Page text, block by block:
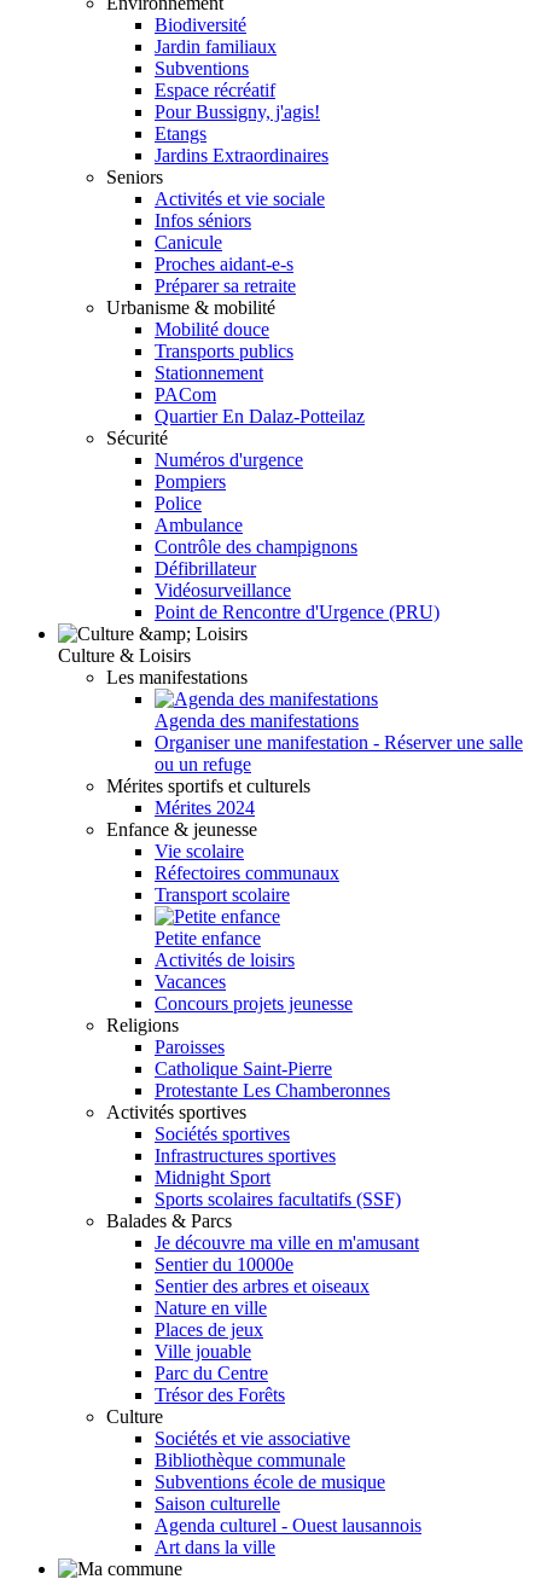
Biodiversité
Jardin familiaux
Subventions
Espace récréatif
Pour Bussigny, j'agis!
Etangs
Jardins Extraordinaires
Seniors
Activités et vie sociale
Infos séniors
Canicule
Proches aidant-e-s
Préparer sa retraite
Urbanisme & mobilité
Mobilité douce
Transports publics
Stationnement
PACom
Quartier En Dalaz-Potteilaz
Sécurité
Numéros d'urgence
Pompiers
Police
Ambulance
Contrôle des champignons
Défibrillateur
Vidéosurveillance
Point de Rencontre d'Urgence (PRU)
Culture & Loisirs
Les manifestations
Agenda des manifestations
Organiser une manifestation - Réserver une salle
ou un refuge
Mérites sportifs et culturels
Mérites 2024
Enfance & jeunesse
Vie scolaire
Réfectoires communaux
Transport scolaire
Petite enfance
Activités de loisirs
Vacances
Concours projets jeunesse
Religions
Paroisses
Catholique Saint-Pierre
Protestante Les Chamberonnes
Activités sportives
Sociétés sportives
Infrastructures sportives
Midnight Sport
Sports scolaires facultatifs (SSF)
Balades & Parcs
Je découvre ma ville en m'amusant
Sentier du 10000e
Sentier des arbres et oiseaux
Nature en ville
Places de jeux
Ville jouable
Parc du Centre
Trésor des Forêts
Culture
Sociétés et vie associative
Bibliothèque communale
Subventions école de musique
Saison culturelle
Agenda culturel - Ouest lausannois
Art dans la ville